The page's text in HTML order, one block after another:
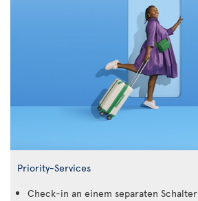
Priority-Services
Check-in an einem separaten Schalter